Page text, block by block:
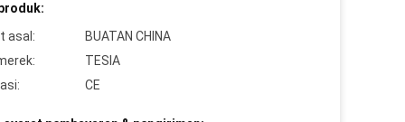
asal:
BUATAN CHINA
TESIA
CE